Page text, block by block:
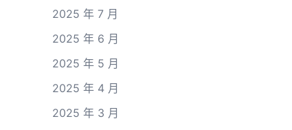
2025 年 7 月
2025 年 6 月
2025 年 5 月
2025 年 4 月
2025 年 3 月